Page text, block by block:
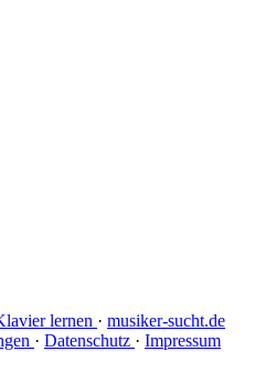
lernen · musiker-sucht.de
· Datenschutz · Impressum